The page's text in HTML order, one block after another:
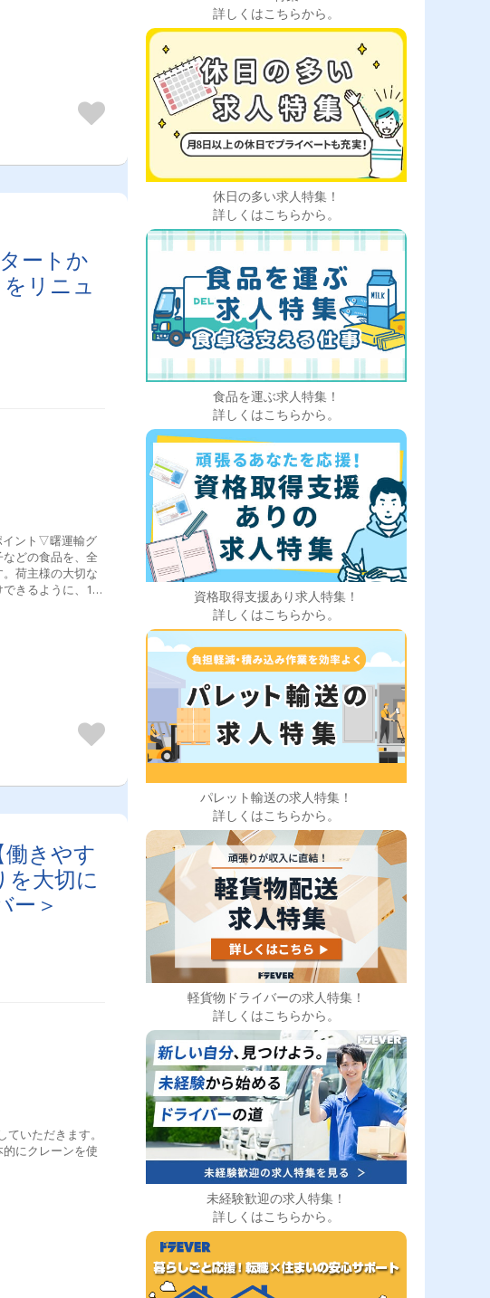
↓ 2便目準
務終了（退
ートか
リニュ
ント▽曙運輸グ
どの食品を、全
荷主様の大切な
きるように、1人
きやす
大切に
ー＞
いただきます。
にクレーンを使
詳しくはこちらから。
休日の多い求人特集！
詳しくはこちらから。
食品を運ぶ求人特集！
詳しくはこちらから。
資格取得支援あり求人特集！
詳しくはこちらから。
パレット輸送の求人特集！
詳しくはこちらから。
軽貨物ドライバーの求人特集！
詳しくはこちらから。
未経験歓迎の求人特集！
詳しくはこちらから。